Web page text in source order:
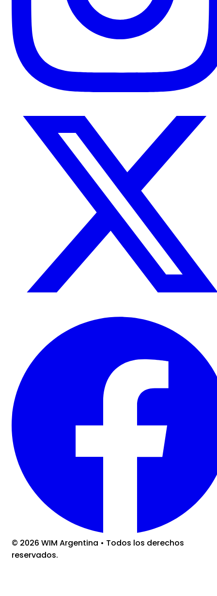
© 2026 WIM Argentina • Todos los derechos
reservados.